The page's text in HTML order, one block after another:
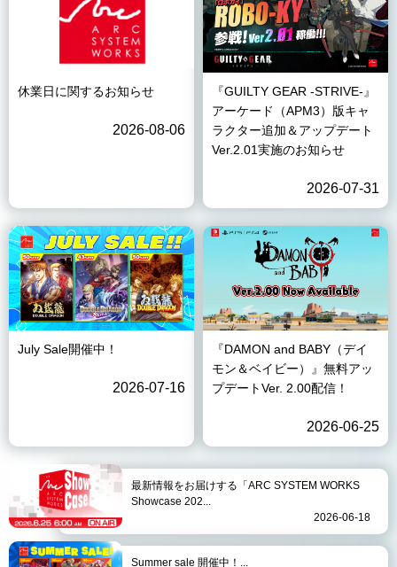
休業日に関するお知らせ
2026-08-06
『GUILTY GEAR -STRIVE-』
アーケード（APM3）版キャ
ラクター追加＆アップデート
Ver.2.01実施のお知らせ
2026-07-31
July Sale開催中！
2026-07-16
『DAMON and BABY（デイ
モン＆ベイビー）』無料アッ
プデートVer. 2.00配信！
2026-06-25
最新情報をお届けする「ARC SYSTEM WORKS
Showcase 202...
2026-06-18
Summer sale 開催中！...